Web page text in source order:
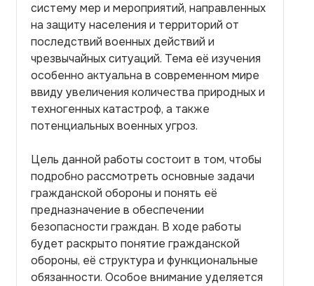
систему мер и мероприятий, направленных
на защиту населения и территорий от
последствий военных действий и
чрезвычайных ситуаций. Тема её изучения
особенно актуальна в современном мире
ввиду увеличения количества природных и
техногенных катастроф, а также
потенциальных военных угроз.
Цель данной работы состоит в том, чтобы
подробно рассмотреть основные задачи
гражданской обороны и понять её
предназначение в обеспечении
безопасности граждан. В ходе работы
будет раскрыто понятие гражданской
обороны, её структура и функциональные
обязанности. Особое внимание уделяется